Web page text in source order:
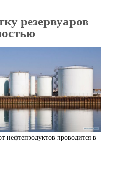
резервуаров
нефтепродуктов проводится в